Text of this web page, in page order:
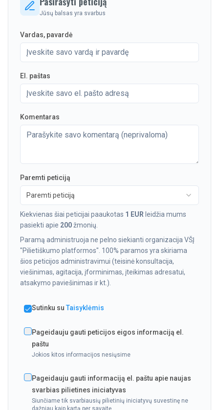
Jūsų balsas yra svarbus
Vardas, pavardė
El. paštas
Komentaras
Paremti peticiją
Paremti peticiją
Kiekvienas šiai peticijai paaukotas 1 EUR leidžia mums
pasiekti apie 200žmonių.
Paramą administruoja ne pelno siekianti organizacija VŠĮ
"Pilietiškumo platformos". 100% paramos yra skiriama
šios peticijos administravimui (teisinė konsultacija,
viešinimas, agitacija, įforminimas, įteikimas adresatui,
atsakymo paviešinimas ir kt.).
Sutinku su Taisyklėmis
Pageidauju gauti peticijos eigos informaciją el.
paštu
Jokios kitos informacijos nesiųsime
Pageidauju gauti informaciją el. paštu apie naujas
svarbias pilietines iniciatyvas
Siunčiame tik svarbiausių pilietinių iniciatyvų suvestinę ne
dažniau kaip kartą per savaitę